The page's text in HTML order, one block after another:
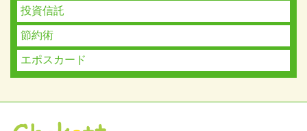
投資信託
節約術
エポスカード